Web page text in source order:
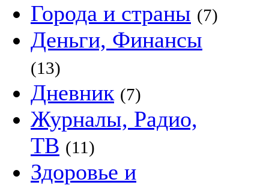
Города и страны (7)
Деньги, Финансы
(13)
Дневник (7)
Журналы, Радио,
ТВ (11)
Здоровье и